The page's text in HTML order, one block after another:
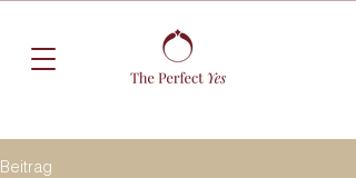
Beitrag